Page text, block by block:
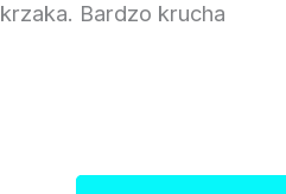
krzaka. Bardzo krucha